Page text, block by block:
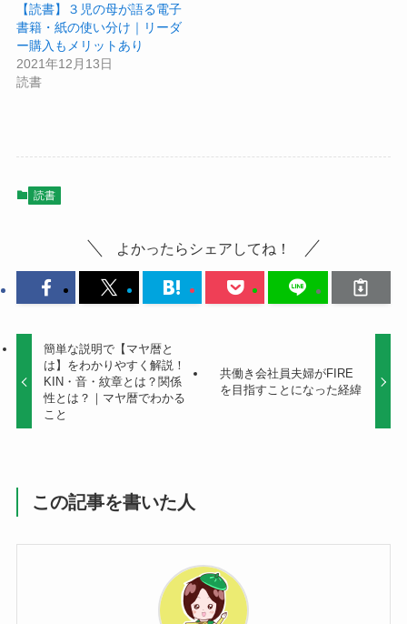
【読書】３児の母が語る電子
書籍・紙の使い分け｜リーダ
ー購入もメリットあり
2021年12月13日
読書
読書
よかったらシェアしてね！
簡単な説明で【マヤ暦と
は】をわかりやすく解説！
KIN・音・紋章とは？関係
性とは？｜マヤ暦でわかる
こと
共働き会社員夫婦がFIRE
を目指すことになった経緯
この記事を書いた人